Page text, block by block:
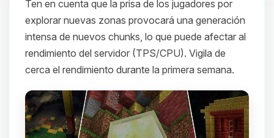
Ten en cuenta que la prisa de los jugadores por
explorar nuevas zonas provocará una generación
intensa de nuevos chunks, lo que puede afectar al
rendimiento del servidor (TPS/CPU). Vigila de
cerca el rendimiento durante la primera semana.